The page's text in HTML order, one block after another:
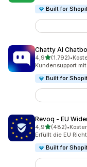
Built for
Chatty AI
4,9von 5 Sternen
(1.792)
1792 •
Kundensupport
Built for
Revoq ‑ EU
4,9von 5 Sternen
(482)
482 Rezensionen
•
Erfüllt die EU
Built for